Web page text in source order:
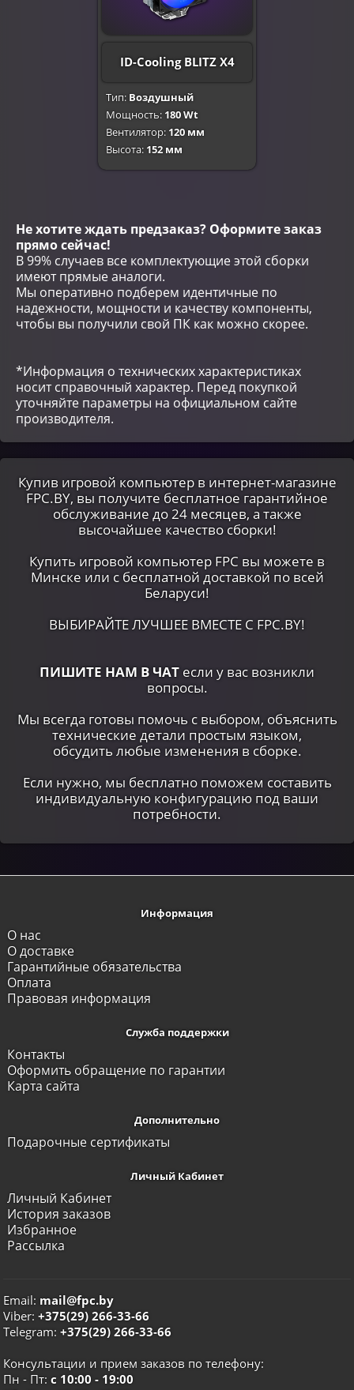
ID-Cooling BLITZ X4
Тип: Воздушный
Мощность: 180 Wt
Вентилятор: 120 мм
Высота: 152 мм
Не хотите ждать предзаказ? Оформите заказ
прямо сейчас!
В 99% случаев все комплектующие этой сборки
имеют прямые аналоги.
Мы оперативно подберем идентичные по
надежности, мощности и качеству компоненты,
чтобы вы получили свой ПК как можно скорее.
*Информация о технических характеристиках
носит справочный характер. Перед покупкой
уточняйте параметры на официальном сайте
производителя.
Купив игровой компьютер в интернет-магазине
FPC.BY, вы получите бесплатное гарантийное
обслуживание до 24 месяцев, а также
высочайшее качество сборки!
Купить игровой компьютер FPC вы можете в
Минске или c бесплатной доставкой по всей
Беларуси!
ВЫБИРАЙТЕ ЛУЧШЕЕ ВМЕСТЕ С FPC.BY!
ПИШИТЕ НАМ В ЧАТ если у вас возникли
вопросы.
Мы всегда готовы помочь с выбором, объяснить
технические детали простым языком,
обсудить любые изменения в сборке.
Если нужно, мы бесплатно поможем составить
индивидуальную конфигурацию под ваши
потребности.
Информация
О нас
О доставке
Гарантийные обязательства
Оплата
Правовая информация
Служба поддержки
Контакты
Оформить обращение по гарантии
Карта сайта
Дополнительно
Подарочные сертификаты
Личный Кабинет
Личный Кабинет
История заказов
Избранное
Рассылка
Email: mail@fpc.by
Viber:+375(29) 266-33-66
Telegram:+375(29) 266-33-66
Консультации и прием заказов по телефону:
Пн - Пт:с 10:00 - 19:00